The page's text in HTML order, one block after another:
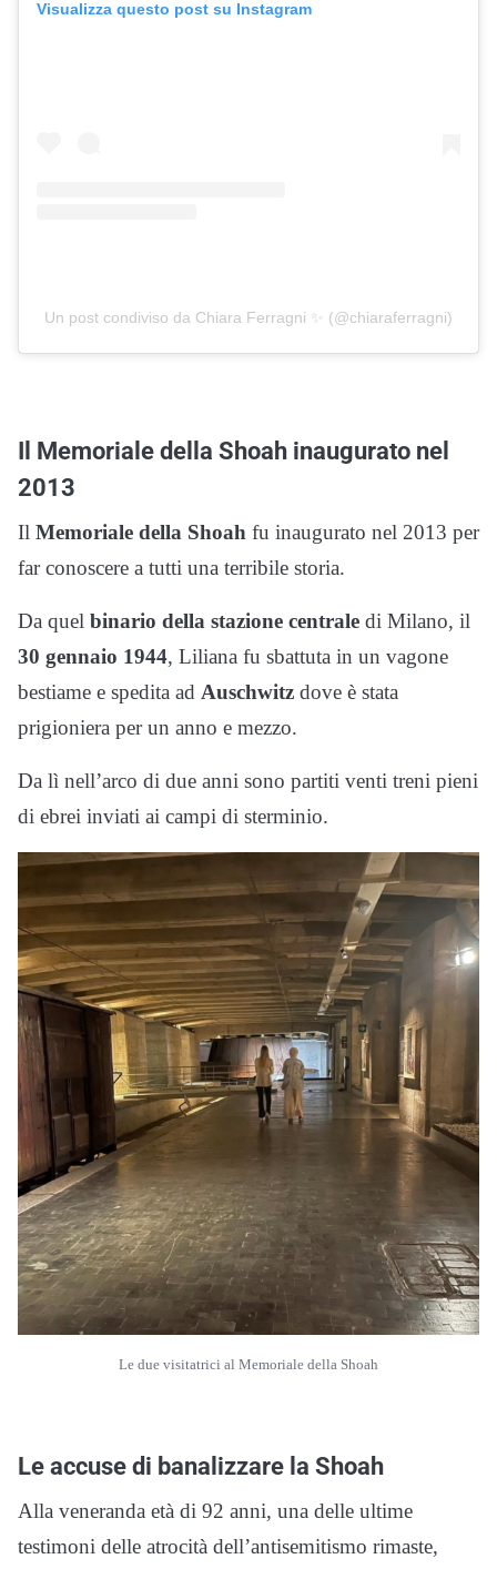
Visualizza questo post su Instagram
Un post condiviso da Chiara Ferragni ✨ (@chiaraferragni)
Il Memoriale della Shoah inaugurato nel
2013
Il Memoriale della Shoah fu inaugurato nel 2013 per
far conoscere a tutti una terribile storia.
Da quel binario della stazione centrale di Milano, il
30 gennaio 1944, Liliana fu sbattuta in un vagone
bestiame e spedita ad Auschwitz dove è stata
prigioniera per un anno e mezzo.
Da lì nell’arco di due anni sono partiti venti treni pieni
di ebrei inviati ai campi di sterminio.
Le due visitatrici al Memoriale della Shoah
Le accuse di banalizzare la Shoah
Alla veneranda età di 92 anni, una delle ultime
testimoni delle atrocità dell’antisemitismo rimaste,